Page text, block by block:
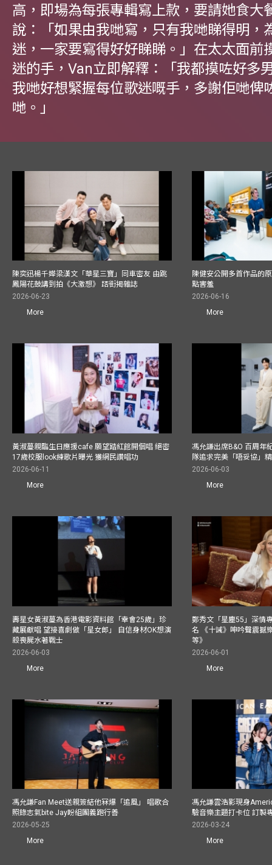
高，即場為每張專輯寫上款，要請她食大
說：「如果由我哋寫，只有我哋睇得明，
迷，一家要寫得好好睇睇。」在太太面前
迷的手，Van立即解釋：「我都摸咗好多
我哋好想緊握每位歌迷嘅手，多謝佢哋俾
哋。」
陳奕迅楊千嬅梁漢文「華星三寶」同車密友 由跳
鳳陽花鼓講到拍《大激想》 踎街揭雜誌
2026-06-23
More
陳健安公開多首作品的
點害羞
2026-06-16
More
黃淑蔓親臨生日應援cafe 願望踏紅館開個唱 絕密
17歲校服look練歌片曝光 獲網民讚唱功
2026-06-11
More
馮允謙出席B&O 百周年
隊追求完美「唔妥協」
2026-06-03
More
壽星女黃淑蔓為香港電影資料館「幸會25歲」珍
藏展獻唱 望接喜劇做「星女郎」 自信身材OK想演
殺喪屍水著戰士
2026-06-03
More
鄭秀文「星塵55」深情
名 《十誡》呻吟聲震撼
等》
2026-06-01
More
馮允謙Fan Meet送親簽結他冧爆「追風」 唱歌合
照錄志氣bite Jay盼組團義跑行善
2026-05-25
More
馮允謙雲浩影現身
驗音樂主題打卡位 訂製
2026-03-24
More